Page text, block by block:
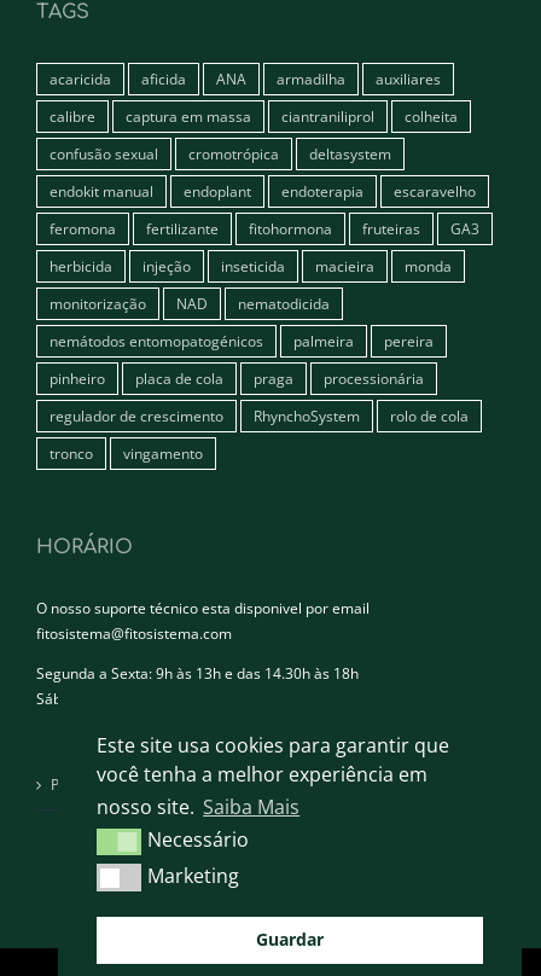
Este site usa cookies para garantir que
você tenha a melhor experiência em
nosso site. Saiba Mais
Necessário
Necessário
MarketingMarketing
Guardar
TAGS
acaricida aficida ANA armadilha
auxiliares
calibre
captura em massa ciantraniliprol
colheita
confusão sexual
cromotrópica
deltasystem
endokit manual
endoplant endoterapia
escaravelho
feromona
fertilizante fitohormona fruteiras
GA3
herbicida
injeção inseticida macieira
monda
monitorização
NAD
nematodicida
nemátodos entomopatogénicos
palmeira
pereira
pinheiro
placa de cola praga
processionária
regulador de crescimento
RhynchoSystem
rolo de cola
tronco
vingamento
HORÁRIO
O nosso suporte técnico esta disponivel por email
fitosistema@fitosistema.com
Segunda a Sexta: 9h às 13h e das 14.30h às 18h
Sábado e Domingo: Encerrado
Política de privacidade